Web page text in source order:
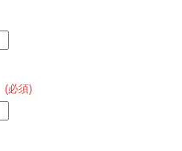
(必須)